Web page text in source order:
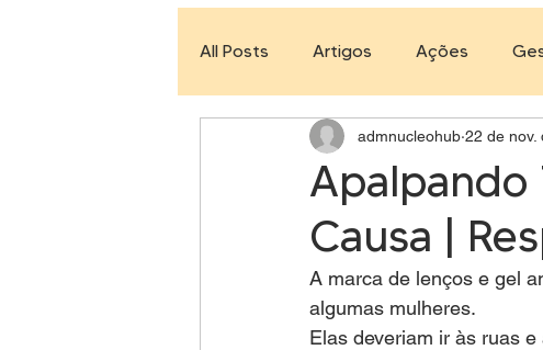
All Posts Artigos Ações
Creativity Gestão de Tempo
Pausa Para O Café Tecnologia
Apalpando
Causa |
admnucleohub 22 de nov.
A marca de lenços e gel
algumas mulheres.
Elas deveriam ir às ruas